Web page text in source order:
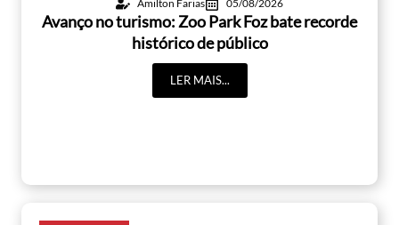
Amilton Farias 05/08/2026
Avanço no turismo: Zoo Park Foz bate recorde
histórico de público
LER MAIS...